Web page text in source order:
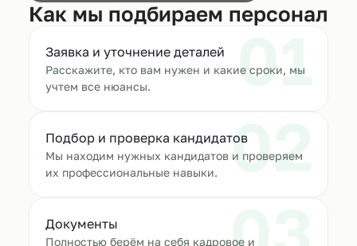
Как мы подбираем персонал
01
Заявка и уточнение деталей
Расскажите, кто вам нужен и какие сроки, мы
учтем все нюансы.
02
Подбор и проверка кандидатов
Мы находим нужных кандидатов и проверяем
их профессиональные навыки.
Документы
Полностью берём на себя кадровое и